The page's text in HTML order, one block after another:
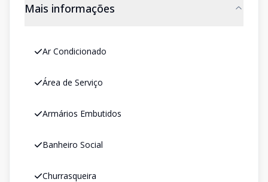
Mais informações
Ar Condicionado
Área de Serviço
Armários Embutidos
Banheiro Social
Churrasqueira